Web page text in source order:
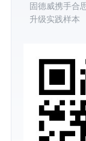
固德威携手合
升级实践样本